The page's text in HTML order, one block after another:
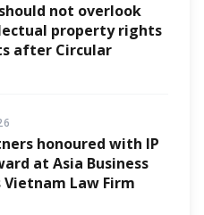
not overlook
property rights
after Circular
honoured with IP
at Asia Business
Vietnam Law Firm